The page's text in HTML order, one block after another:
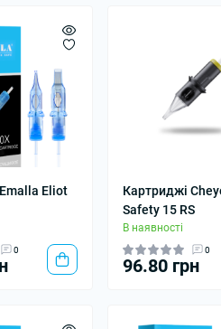
Eliot
0
Картриджі
Safety 15 RS
В наявності
0
96.80 грн